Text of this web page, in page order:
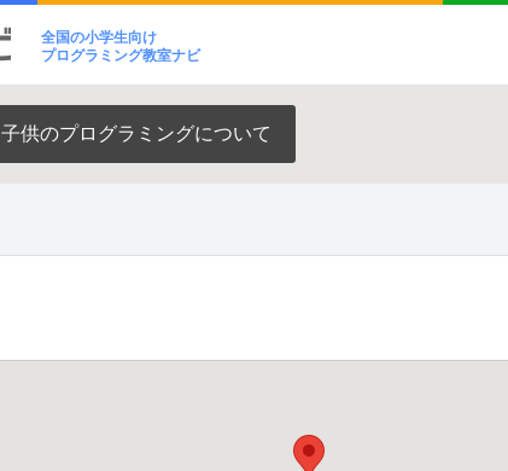
全国の小学生向け
プログラミング教室ナビ
子供のプログラミングについて